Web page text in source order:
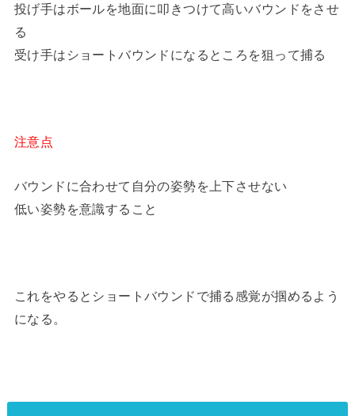
投げ手はボールを地面に叩きつけて高いバウンドをさせ
る
受け手はショートバウンドになるところを狙って捕る
注意点
バウンドに合わせて自分の姿勢を上下させない
低い姿勢を意識すること
これをやるとショートバウンドで捕る感覚が掴めるよう
になる。